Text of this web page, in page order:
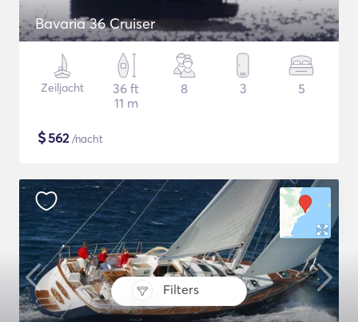
Filters
Bavaria 36 Cruiser
Zeiljacht
36 ft
11 m
8 3 5
$562/nacht